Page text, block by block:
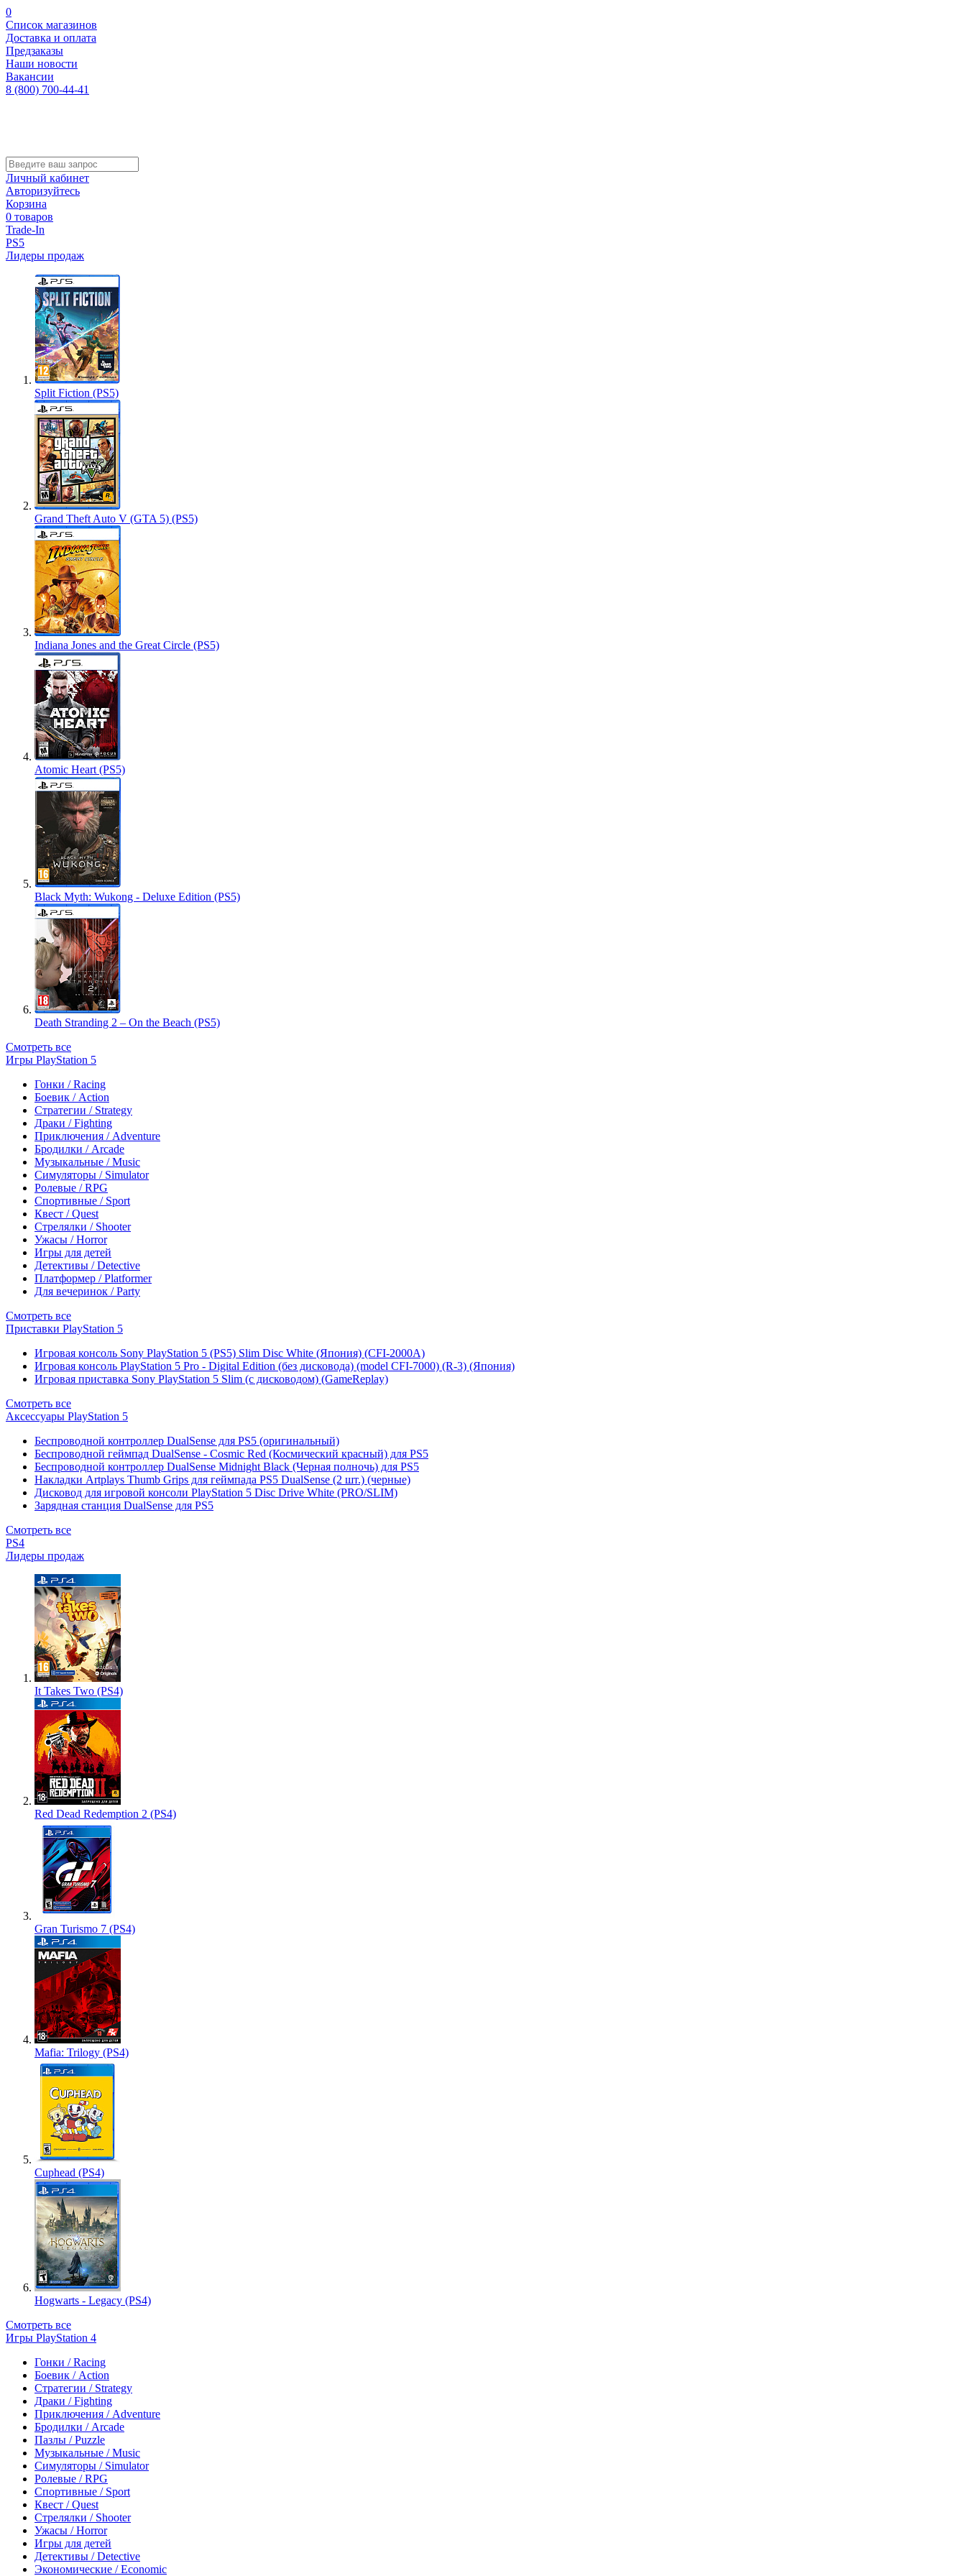
0
Список магазинов
Доставка и оплата
Предзаказы
Наши новости
Вакансии
8 (800) 700-44-41
Личный кабинет
Авторизуйтесь
Корзина
0 товаров
Trade-In
PS5
Лидеры продаж
Split Fiction (PS5)
Grand Theft Auto V (GTA 5) (PS5)
Indiana Jones and the Great Circle (PS5)
Atomic Heart (PS5)
Black Myth: Wukong - Deluxe Edition (PS5)
Death Stranding 2 – On the Beach (PS5)
Смотреть все
Игры PlayStation 5
Гонки / Racing
Боевик / Action
Стратегии / Strategy
Драки / Fighting
Приключения / Adventure
Бродилки / Arcade
Музыкальные / Music
Симуляторы / Simulator
Ролевые / RPG
Спортивные / Sport
Квест / Quest
Стрелялки / Shooter
Ужасы / Horror
Игры для детей
Детективы / Detective
Платформер / Platformer
Для вечеринок / Party
Смотреть все
Приставки PlayStation 5
Игровая консоль Sony PlayStation 5 (PS5) Slim Disc White (Япония) (CFI-2000A)
Игровая консоль PlayStation 5 Pro - Digital Edition (без дисковода) (model CFI-7000) (R-3) (Япония)
Игровая приставка Sony PlayStation 5 Slim (с дисководом) (GameReplay)
Смотреть все
Аксессуары PlayStation 5
Беспроводной контроллер DualSense для PS5 (оригинальный)
Беспроводной геймпад DualSense - Cosmic Red (Космический красный) для PS5
Беспроводной контроллер DualSense Midnight Black (Черная полночь) для PS5
Накладки Artplays Thumb Grips для геймпада PS5 DualSense (2 шт.) (черные)
Дисковод для игровой консоли PlayStation 5 Disc Drive White (PRO/SLIM)
Зарядная станция DualSense для PS5
Смотреть все
PS4
Лидеры продаж
It Takes Two (PS4)
Red Dead Redemption 2 (PS4)
Gran Turismo 7 (PS4)
Mafia: Trilogy (PS4)
Cuphead (PS4)
Hogwarts - Legacy (PS4)
Смотреть все
Игры PlayStation 4
Гонки / Racing
Боевик / Action
Стратегии / Strategy
Драки / Fighting
Приключения / Adventure
Бродилки / Arcade
Пазлы / Puzzle
Музыкальные / Music
Симуляторы / Simulator
Ролевые / RPG
Спортивные / Sport
Квест / Quest
Стрелялки / Shooter
Ужасы / Horror
Игры для детей
Детективы / Detective
Экономические / Economic